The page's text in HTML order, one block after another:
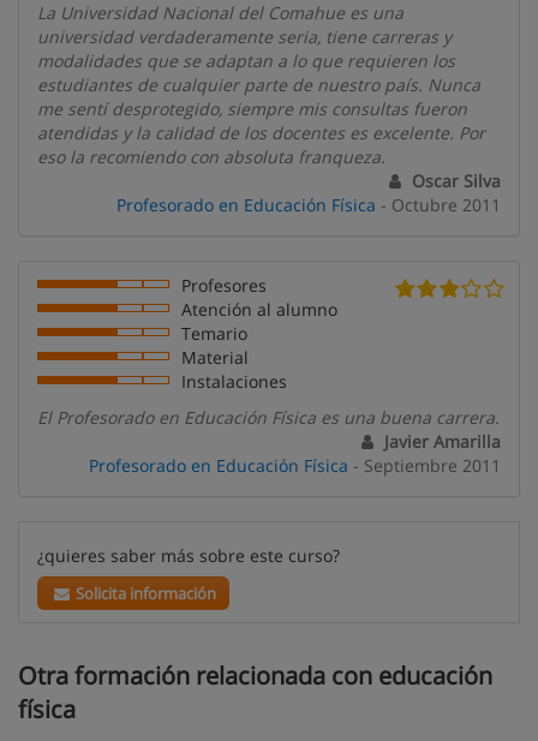
La Universidad Nacional del Comahue es una
universidad verdaderamente seria, tiene carreras y
modalidades que se adaptan a lo que requieren los
estudiantes de cualquier parte de nuestro país. Nunca
me sentí desprotegido, siempre mis consultas fueron
atendidas y la calidad de los docentes es excelente. Por
eso la recomiendo con absoluta franqueza.
Oscar Silva
Profesorado en Educación Física - Octubre 2011
Profesores
Atención al alumno
Temario
Material
Instalaciones
El Profesorado en Educación Física es una buena carrera.
Javier Amarilla
Profesorado en Educación Física - Septiembre 2011
¿quieres saber más sobre este curso?
Solicita información
Otra formación relacionada con educación
física